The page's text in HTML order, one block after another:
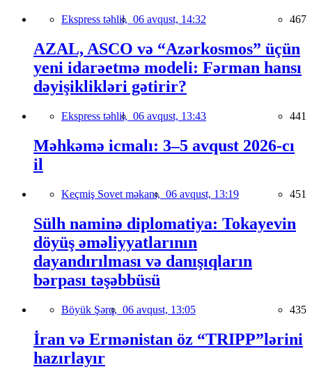
Ekspress təhlil, 06 avqust, 14:32 467
AZAL, ASCO və “Azərkosmos” üçün
yeni idarəetmə modeli: Fərman hansı
dəyişiklikləri gətirir?
Ekspress təhlil, 06 avqust, 13:43 441
Məhkəmə icmalı: 3–5 avqust 2026-cı
il
Keçmiş Sovet məkanı, 06 avqust, 13:19 451
Sülh naminə diplomatiya: Tokayevin
döyüş əməliyyatlarının
dayandırılması və danışıqların
bərpası təşəbbüsü
Böyük Şərq, 06 avqust, 13:05 435
İran və Ermənistan öz “TRIPP”lərini
hazırlayır